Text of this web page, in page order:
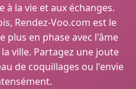
la vie et aux échanges.
Rendez-Voo.com est le
plus en phase avec l'âme
ville. Partagez une joute
de coquillages ou l'envie